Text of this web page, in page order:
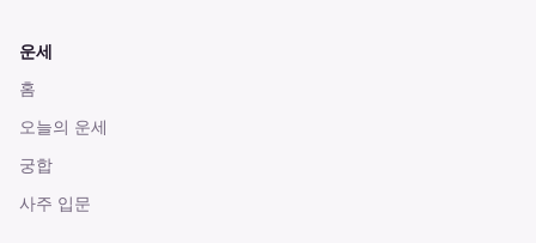
운세
홈
오늘의 운세
궁합
사주 입문